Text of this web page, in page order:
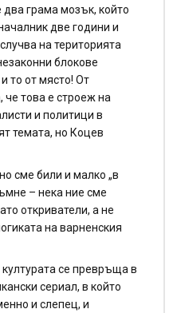
грама мозък, който
две години и
на територията
блокове
то от място! От
това е строеж на
и политици в
темата, но Коцев
сме били и малко „в
– нека ние сме
откриватели, а не
на варненския
се превръща в
сериал, в който
и слепец, и